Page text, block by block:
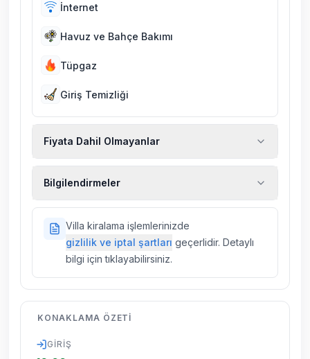
İnternet
Havuz ve Bahçe Bakımı
Tüpgaz
Giriş Temizliği
Fiyata Dahil Olmayanlar
sigortaları fiyatlara dahil değildir.
Bilgilendirmeler
villalarımızda düzenli olarak ilaçlama
yapılmaktadır. Buna rağmen çevrede
kelebek, böcek, sinek vs. bulunma ihtimali
dönemsel olarak altyapı çalışmaları
yapılabilmektedir. Bu çalışma nedeniyle yol
Villa kiralama işlemlerinizde
gizlilik ve iptal şartları geçerlidir. Detaylı
bilgi için tıklayabilirsiniz.
KONAKLAMA ÖZETI
GIRIŞ